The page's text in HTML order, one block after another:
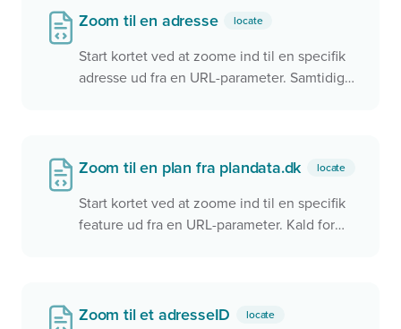
Zoom til en adresse locate
Start kortet ved at zoome ind til en specifik
adresse ud fra en URL-parameter. Samtidig
Zoom til en plan fra plandata.dk locate
Start kortet ved at zoome ind til en specifik
feature ud fra en URL-parameter. Kald for
Zoom til et adresseID locate